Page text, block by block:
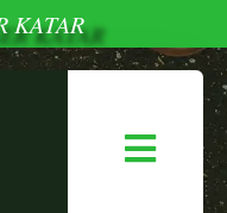
KATAR